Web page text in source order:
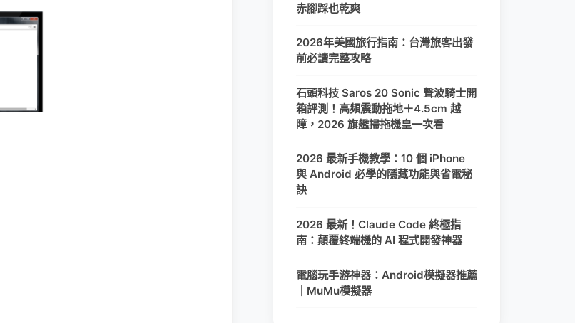
赤腳踩也乾爽
2026年美國旅行指南：台灣旅客出發
前必讀完整攻略
石頭科技 Saros 20 Sonic 聲波騎士開
箱評測！高頻震動拖地＋4.5cm 越
障，2026 旗艦掃拖機皇一次看
2026 最新手機教學：10 個 iPhone
與 Android 必學的隱藏功能與省電秘
訣
2026 最新！Claude Code 終極指
南：顛覆終端機的 AI 程式開發神器
電腦玩手游神器：Android模擬器推薦
｜MuMu模擬器